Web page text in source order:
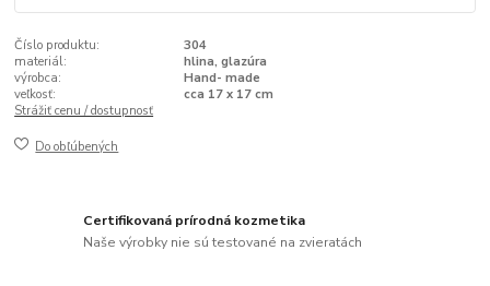
Číslo produktu:
304
materiál:
hlina, glazúra
výrobca:
Hand- made
veľkosť:
cca 17 x 17 cm
Strážiť cenu / dostupnosť
Do obľúbených
Certifikovaná prírodná kozmetika
Naše výrobky nie sú testované na zvieratách